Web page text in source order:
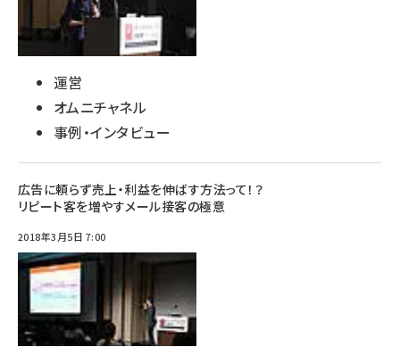
運営
オムニチャネル
事例・インタビュー
広告に頼らず売上・利益を伸ばす方法って！？
リピート客を増やすメール接客の極意
2018年3月5日 7:00